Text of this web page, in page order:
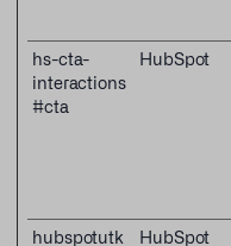
hs-cta-
interactions
#cta
HubSpot
hubspotutk HubSpot